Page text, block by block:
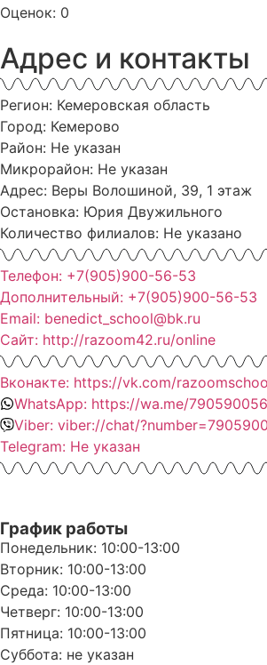
Оценок: 0
Адрес и контакты
Регион: Кемеровская область
Город: Кемерово
Район: Не указан
Микрорайон: Не указан
Адрес: Веры Волошиной, 39, 1 этаж
Остановка: Юрия Двужильного
Количество филиалов: Не указано
Телефон: +7(905)900-56-53
Дополнительный: +7(905)900-56-53
Email: benedict_school@bk.ru
Сайт: http://razoom42.ru/online
Вконакте: https://vk.com/
WhatsApp: https://wa.me/
Viber: viber://chat/
Telegram: Не указан
График работы
Понедельник: 10:00-13:00
Вторник: 10:00-13:00
Среда: 10:00-13:00
Четверг: 10:00-13:00
Пятница: 10:00-13:00
Суббота: не указан